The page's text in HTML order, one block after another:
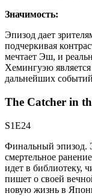
Значимость:
Эпизод дает
подчеркивая
мечтает Эш, и
Хемингуэю
дальнейших
The Catcher in
S1E24
Финальный эпизод.
смертельное
идет в библиотеку,
пишет о своей
новую жизнь в